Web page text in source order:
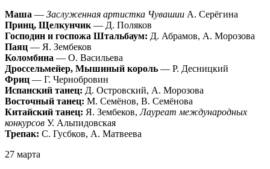
Маша — Заслуженная артистка Чувашии А. Серёгина
Принц, Щелкунчик— Д. Поляков
Господин и госпожа Штальбаум: Д. Абрамов, А. Морозова
Паяц — Я. Зембеков
Коломбина — О. Васильева
Дроссельмейер, Мышиный король — Р. Десницкий
Фриц — Г. Чернобровин
Испанский танец: Д. Островский, А. Морозова
Восточный танец: М. Семёнов, В. Семёнова
Китайский танец: Я. Зембеков,Лауреат международных
конкурсов У. Альпидовская
Трепак: С. Гусбков, А. Матвеева
27 марта